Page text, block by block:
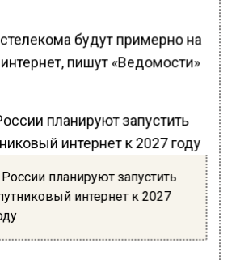
будут примерно на
пишут «Ведомости»
планируют запустить
интернет к 2027